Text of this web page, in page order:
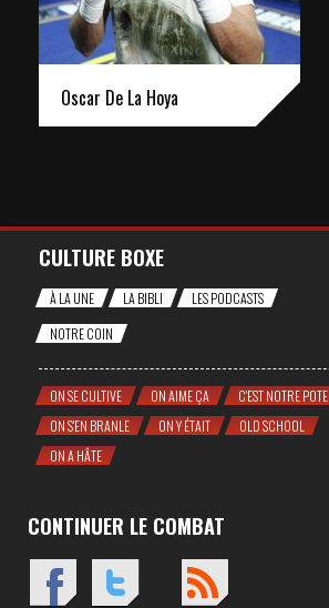
Oscar De La Hoya
CULTURE BOXE
À LA UNE LA BIBLI
LES PODCASTS
NOTRE COIN
ON SE CULTIVE ON AIME ÇA
C'EST NOTRE POTE
ON S'EN BRANLE
ON Y ÉTAIT
OLD SCHOOL
ON A HÂTE
CONTINUER LE COMBAT